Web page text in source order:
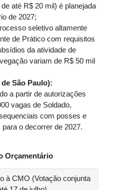
até R$ 20 mil) é planejada
de 2027;
seletivo altamente
de Prático com requisitos
da atividade de
variam de R$ 50 mil
São Paulo):
a partir de autorizações
vagas de Soldado,
com posses e
o decorrer de 2027.
Orçamentário
à CMO (Votação conjunta